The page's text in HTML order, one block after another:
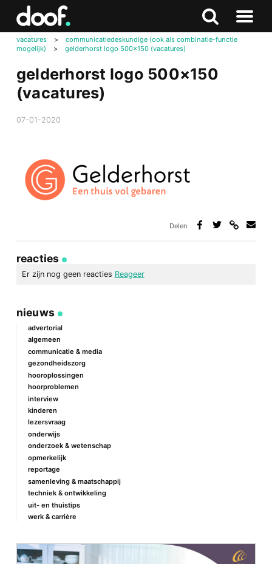
Zoeken
Naar
vacatures >
communicatiedeskundige (ook als combinatie-functie
mogelijk)
> gelderhorst logo 500×150 (vacatures)
gelderhorst logo 500×150
(vacatures)
07-01-2020
Delen
reacties
Er zijn nog geen reacties Reageer
Je e-mailadres wordt niet gepubliceerd.
gemarkeerd met
*
Naam*
E-mail*
nieuws
advertorial
algemeen
communicatie & media
gezondheidszorg
hooroplossingen
hoorproblemen
interview
kinderen
lezersvraag
onderwijs
onderzoek & wetenschap
opmerkelijk
reportage
samenleving & maatschappij
techniek & ontwikkeling
uit- en thuistips
werk & carrière
Doof.nl
Zoeken
naar